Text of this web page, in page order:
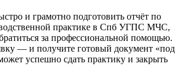
и грамотно подготовить отчёт по
практике в Спб УГПС МЧС,
за профессиональной помощью.
— и получите готовый документ «под
успешно сдать практику и закрыть